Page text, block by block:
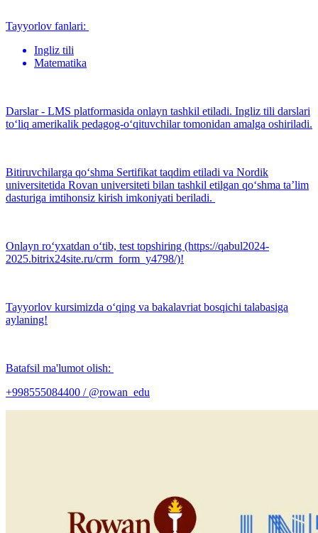
Tayyorlov fanlari:
Ingliz tili
Matematika
Darslar - LMS platformasida onlayn tashkil etiladi. Ingliz tili darslari
to‘liq amerikalik pedagog-o‘qituvchilar tomonidan amalga oshiriladi.
Bitiruvchilarga qo‘shma Sertifikat taqdim etiladi va Nordik
universitetida Rovan universiteti bilan tashkil etilgan qo‘shma taʼlim
dasturiga imtihonsiz kirish imkoniyati beriladi.
Onlayn ro‘yxatdan o‘tib, test topshiring (https://qabul2024-
2025.bitrix24site.ru/crm_form_y4798/)!
Tayyorlov kursimizda o‘qing va bakalavriat bosqichi talabasiga
aylaning!
Batafsil ma'lumot olish:
+998555084400 / @rowan_edu